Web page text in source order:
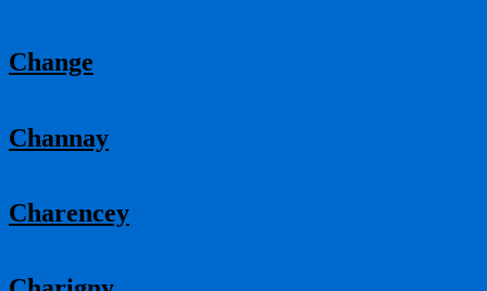
Change
Channay
Charencey